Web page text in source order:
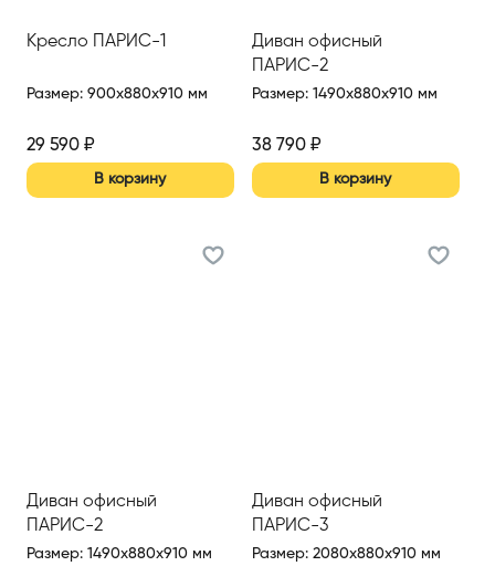
Кресло ПАРИС-1
Размер: 900x880x910 мм
29 590 ₽
В корзину
Диван офисный
ПАРИС-2
Размер: 1490x880x910 мм
38 790₽
В корзину
Диван офисный
ПАРИС-2
Размер: 1490x880x910 мм
Диван офисный
ПАРИС-3
Размер: 2080x880x910 мм